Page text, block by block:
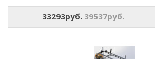
33293руб. 39537руб.